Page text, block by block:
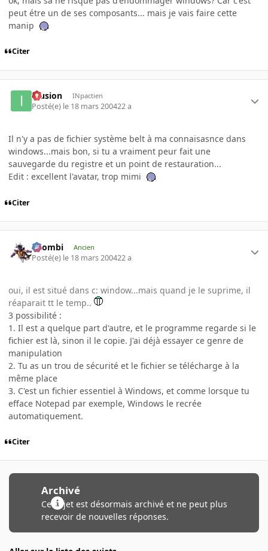
peut étre un de ses composants... mais je vais faire cette
manip
Citer
Illusion INpactien
Posté(e) le 18 mars 200422 a
Il n'y a pas de fichier système belt à ma connaisasnce dans
windows...mais bon, si tu a vraiment peur fait une
sauvegarde du registre et un point de restauration...
Edit : excellent l'avatar, trop mimi
Citer
XZombi Ancien
Posté(e) le 18 mars 200422 a
oui, il est situé dans c: window...mais quand je le suprime, il
réaparait tt le temp..
3 possibilité :
1. Il est a quelque part d'autre, et le programme regarde si le
fichier est là, sinon il le copie. J'ai déjà essayer ce genre de
manipulation
2. Tu as un trou de sécurité et le fichier se télécharge à la
même place
3. C'est un fichier essentiel à Windows, et comme lorsque tu
efface Notepad par exemple, Windows le recrée
automatiquement.
Citer
Archivé
Ce sujet est désormais archivé et ne peut plus
recevoir de nouvelles réponses.